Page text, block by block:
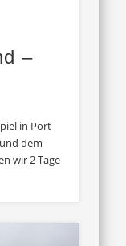
–
in Port
dem
wir 2 Tage